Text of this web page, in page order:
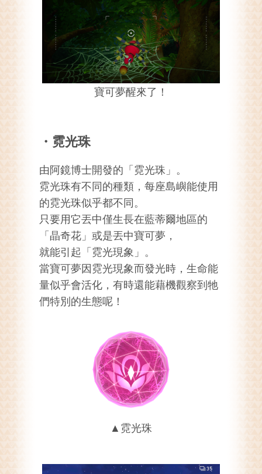
寶可夢醒來了！
・霓光珠
由阿鏡博士開發的「霓光珠」。
霓光珠有不同的種類，每座島嶼能使用
的霓光珠似乎都不同。
只要用它丟中僅生長在藍蒂爾地區的
「晶奇花」或是丟中寶可夢，
就能引起「霓光現象」。
當寶可夢因霓光現象而發光時，生命能
量似乎會活化，有時還能藉機觀察到牠
們特別的生態呢！
▲霓光珠